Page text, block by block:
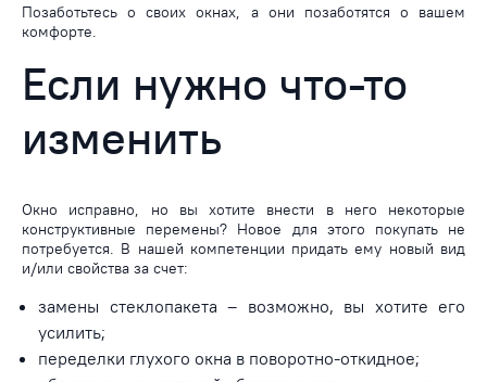
Позаботьтесь о своих окнах, а они позаботятся о вашем
комфорте.
Если нужно что-то
изменить
Окно исправно, но вы хотите внести в него некоторые
конструктивные перемены? Новое для этого покупать не
потребуется. В нашей компетенции придать ему новый вид
и/или свойства за счет:
замены стеклопакета – возможно, вы хотите его
усилить;
переделки глухого окна в поворотно-откидное;